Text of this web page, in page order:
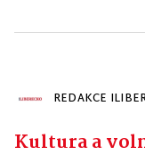
REDAKCE
Kultura a